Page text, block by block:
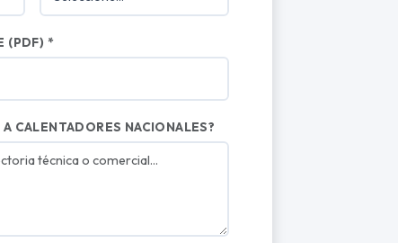
(PDF) *
CALENTADORES NACIONALES?